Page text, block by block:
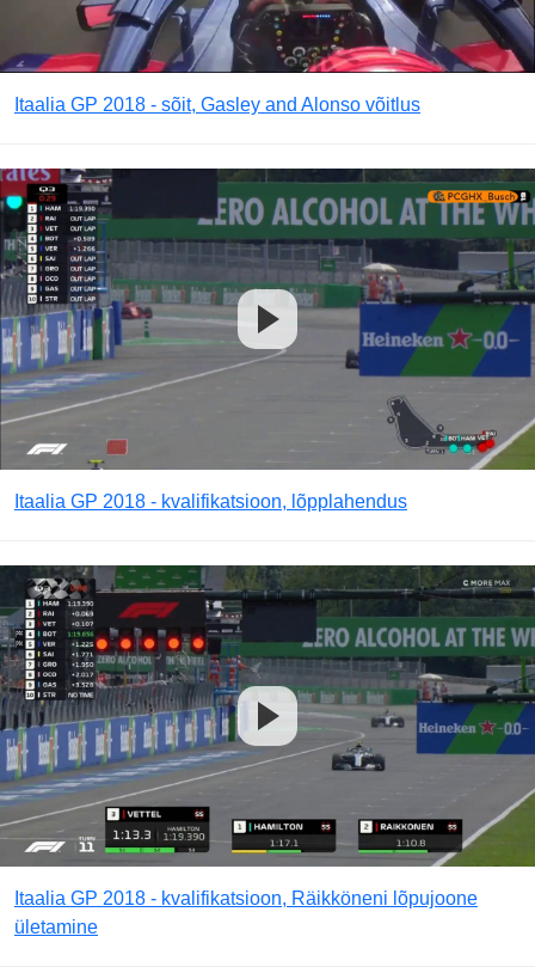
Itaalia GP 2018 - sõit, Gasley and Alonso võitlus
Itaalia GP 2018 - kvalifikatsioon, lõpplahendus
Itaalia GP 2018 - kvalifikatsioon, Räikköneni lõpujoone
ületamine